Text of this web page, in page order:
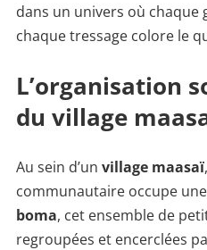
dans un univers où chaque
chaque tressage colore le
L’organisation
du village
Au sein d’un village maasaï
communautaire occupe
boma, cet ensemble de
regroupées et encerclées